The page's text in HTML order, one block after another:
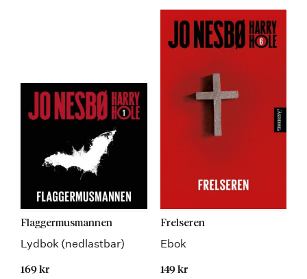
Flaggermusmannen
Lydbok (nedlastbar)
169 kr
Frelseren
Ebok
149 kr